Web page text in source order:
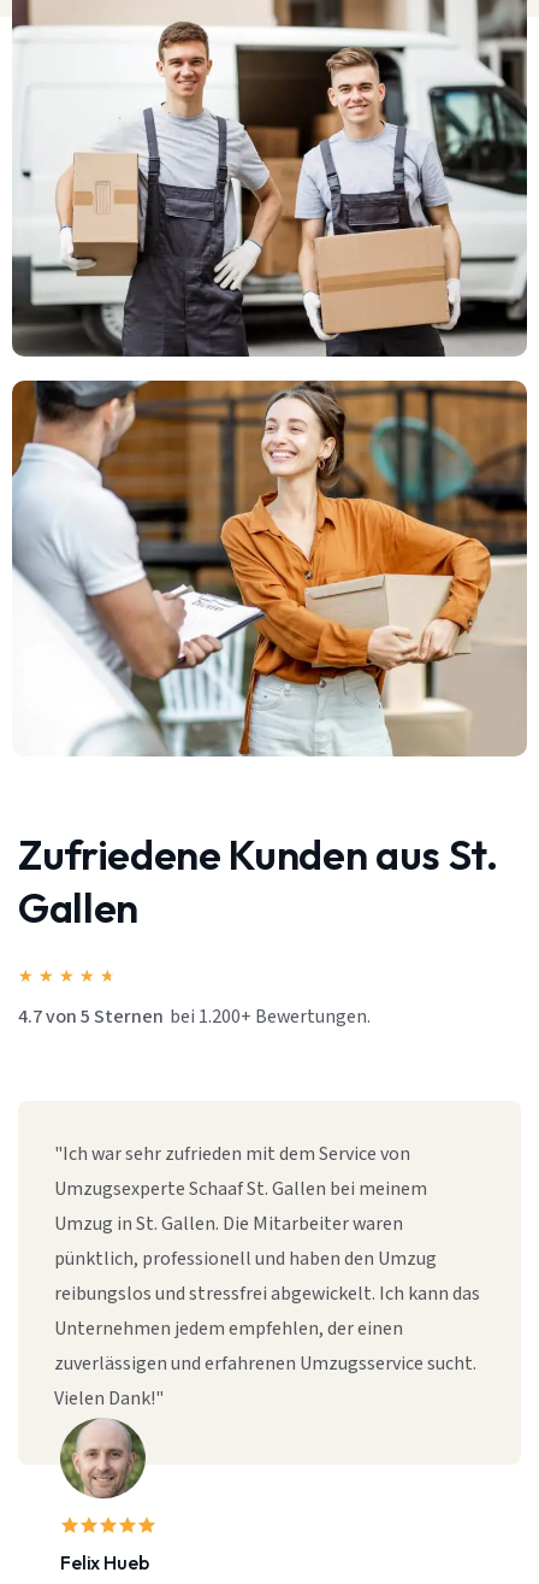
Zufriedene Kunden aus St.
Gallen
★ ★ ★ ★ ★
4.7 von 5 Sternen bei 1.200+ Bewertungen.
Felix Hueb
"Ich war sehr zufrieden mit dem Service von
Umzugsexperte Schaaf St. Gallen bei meinem
Umzug in St. Gallen. Die Mitarbeiter waren
pünktlich, professionell und haben den Umzug
reibungslos und stressfrei abgewickelt. Ich kann das
Unternehmen jedem empfehlen, der einen
zuverlässigen und erfahrenen Umzugsservice sucht.
Vielen Dank!"